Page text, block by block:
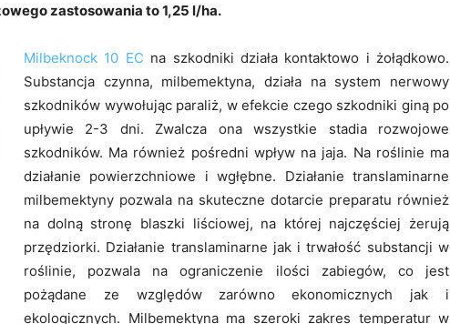
zastosowania to 1,25 l/ha.
Milbeknock 10 EC na szkodniki działa kontaktowo i żołądkowo.
Substancja czynna, milbemektyna, działa na system nerwowy
szkodników wywołując paraliż, w efekcie czego szkodniki giną po
upływie 2-3 dni. Zwalcza ona wszystkie stadia rozwojowe
szkodników. Ma również pośredni wpływ na jaja. Na roślinie ma
działanie powierzchniowe i wgłębne. Działanie translaminarne
milbemektyny pozwala na skuteczne dotarcie preparatu również
na dolną stronę blaszki liściowej, na której najczęściej żerują
przędziorki. Działanie translaminarne jak i trwałość substancji w
roślinie, pozwala na ograniczenie ilości zabiegów, co jest
pożądane ze względów zarówno ekonomicznych jak i
ekologicznych. Milbemektyna ma szeroki zakres temperatur w